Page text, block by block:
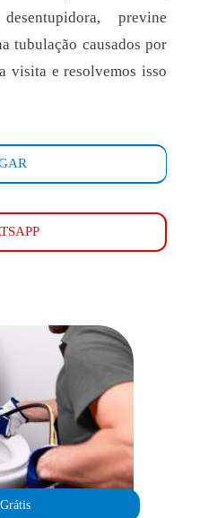
previne
tubulação causados por
visita e resolvemos isso